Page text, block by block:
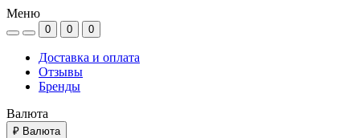
Меню
0 0 0
Доставка и оплата
Отзывы
Бренды
Валюта
₽ Валюта